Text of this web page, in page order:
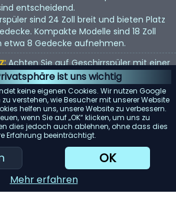
ist uns wichtig
keine eigenen Cookies. Wir nutzen Google
verstehen, wie Besucher mit unserer Website
helfen uns, unsere Website zu verbessern.
wenn Sie auf „OK“ klicken, um uns zu
dies jedoch auch ablehnen, ohne dass dies
Erfahrung beeinträchtigt.
OK
Mehr erfahren
entscheidend.
sind 24 Zoll breit und bieten Platz
Kompakte Modelle sind 18 Zoll
etwa 8 Gedecke aufnehmen.
Achten Sie auf Geschirrspüler mit einer
Diese Modelle verbrauchen
Strom, was Ihnen langfristig Geld
Geschirrspüler können laut sein. Wenn
darstellt, suchen Sie nach Modellen mit
von 45 oder darunter.
Achten Sie auf Geschirrspüler mit
und Optionen. Modelle mit einem
Lebensmittel“ oder einem